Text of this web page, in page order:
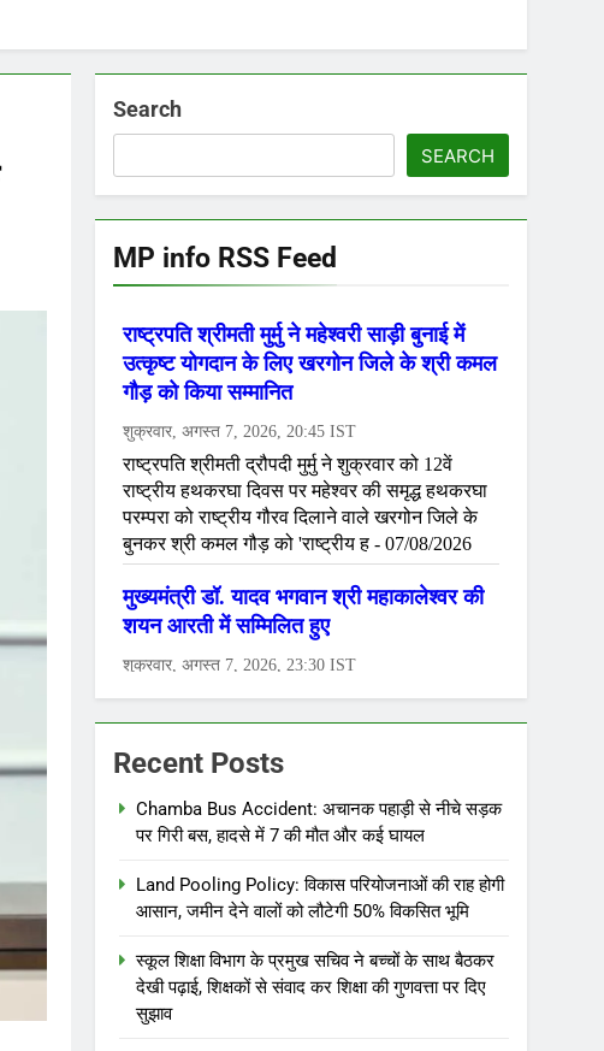
Search
SEARCH
MP info RSS Feed
Recent Posts
Chamba Bus Accident: अचानक पहाड़ी से नीचे सड़क
पर गिरी बस, हादसे में 7 की मौत और कई घायल
Land Pooling Policy: विकास परियोजनाओं की राह होगी
आसान, जमीन देने वालों को लौटेगी 50% विकसित भूमि
स्कूल शिक्षा विभाग के प्रमुख सचिव ने बच्चों के साथ बैठकर
देखी पढ़ाई, शिक्षकों से संवाद कर शिक्षा की गुणवत्ता पर दिए
सुझाव